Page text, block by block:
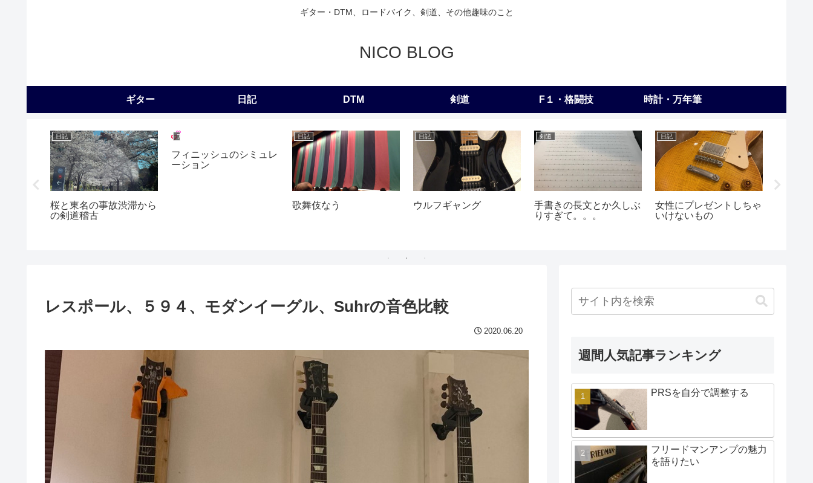
ギター・DTM、ロードバイク、剣道、その他趣味のこと
NICO BLOG
ギター 日記 DTM 剣道 F１・格闘技 時計・万年筆
日記
桜と東名の事故渋滞から
の剣道稽古
アンプ全般
フィニッシュのシミュレ
ーション
日記
歌舞伎なう
日記
ウルフギャング
剣道
手書きの長文とか久しぶ
りすぎて。。。
日記
女性にプレゼントしちゃ
いけないもの
レスポール、５９４、モダンイーグル、Suhrの音色比較
2020.06.20
週間人気記事ランキング
PRSを自分で調整する
フリードマンアンプの魅力
を語りたい